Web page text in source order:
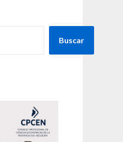
Buscar